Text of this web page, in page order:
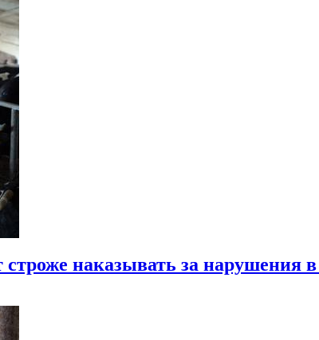
строже наказывать за нарушения